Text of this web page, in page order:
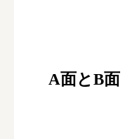
A面とB面